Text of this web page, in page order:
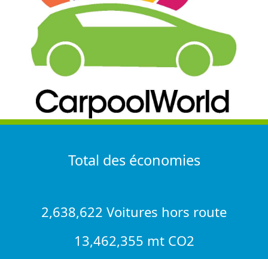
Total des économies
2,638,622 Voitures hors route
13,462,355 mt CO2